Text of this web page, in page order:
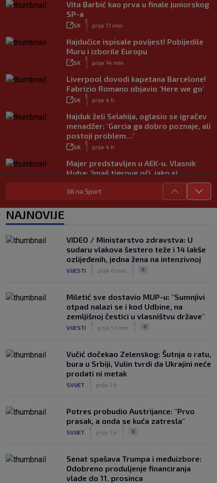
Vita Barbić kao prva u finale juniorskog
SP-a
SK prije 17 min
Hajdučice ispisale povijest! Pobijedile
Muru i izborile Europu
SK prije 14 min
Liverpool dovodi kapetana Barcelone!
Fabrizio Romano objavio ‘Here we go’
SK prije 4 h
Hajduk želi Selahija, oglasio se igračev
menadžer: ‘Garcia ga dobro poznaje, ali
postoji problem…’
SK prije 4 h
Majer predstavljen u AEK-u. Vlasnik
kluba: ‘Imaš tigrove oči, jako si
SK
|
prije 4 h
Bio je hit druge lige, a sada s Istrom
SK
|
prije 4 h
VIDEO / Tenisač se požalio na
gledatelja koji mu je smetao, reakcija
suca je hit
Idi na Sport
NAJNOVIJE
VIDEO / Ministarstvo zdravstva: U
sudaru vlakova šestero teže i 14 lakše
ozlijeđenih, jedna žena na intenzivnoj
VIJESTI prije 0 min 0
Miletić sve dostavio MUP-u: "Sumnjivi
otpad nalazi se i kod Udbine, na
zemljišnoj čestici u vlasništvu države"
VIJESTI prije 51 min 0
Vučić dočekao Zelenskog: Šutnja o ratu,
bura u Srbiji, Vulin tvrdi da Ukrajini neće
prodati ni metak
SVIJET prije 1 h
Potres probudio Austrijance: "Prvo
prasak, a onda se kuća zatresla"
SVIJET prije 1 h 0
Senat spašava Trumpa i međuizbore:
Odobreno produljenje financiranja
vlade do 11. prosinca